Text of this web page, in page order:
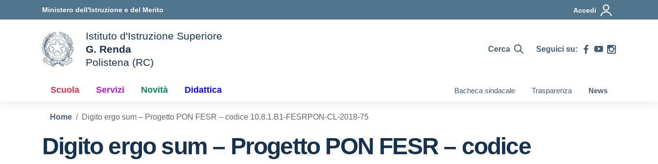
Ministero dell'Istruzione e del Merito Accedi
della scuola
Istituto d'Istruzione Superiore
G. Renda
Polistena (RC)
Cerca Seguici su:
Scuola Servizi Novità Didattica Bacheca sindacale Trasparenza News
Home Digito ergo sum – Progetto PON FESR – codice 10.8.1.B1-FESRPON-CL-2018-75
Digito ergo sum – Progetto PON FESR – codice